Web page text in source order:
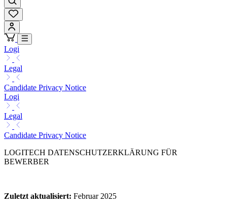
Logi
Legal
Candidate Privacy Notice
Logi
Legal
Candidate Privacy Notice
LOGITECH DATENSCHUTZERKLÄRUNG FÜR
BEWERBER
Zuletzt aktualisiert: Februar 2025